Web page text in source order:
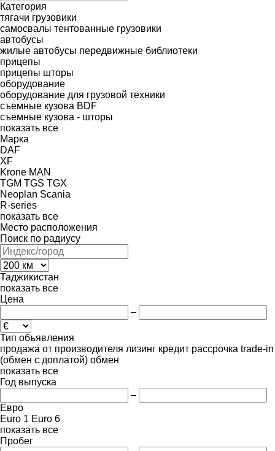
Категория
тягачи грузовики
самосвалы тентованные грузовики
автобусы
жилые автобусы передвижные библиотеки
прицепы
прицепы шторы
оборудование
оборудование для грузовой техники
съемные кузова BDF
съемные кузова - шторы
показать все
Марка
DAF
XF
Krone MAN
TGM TGS TGX
Neoplan Scania
R-series
показать все
Место расположения
Поиск по радиусу
Таджикистан
показать все
Цена
–
Тип объявления
продажа от производителя лизинг кредит рассрочка trade-in
(обмен с доплатой) обмен
показать все
Год выпуска
–
Евро
Euro 1 Euro 6
показать все
Пробег